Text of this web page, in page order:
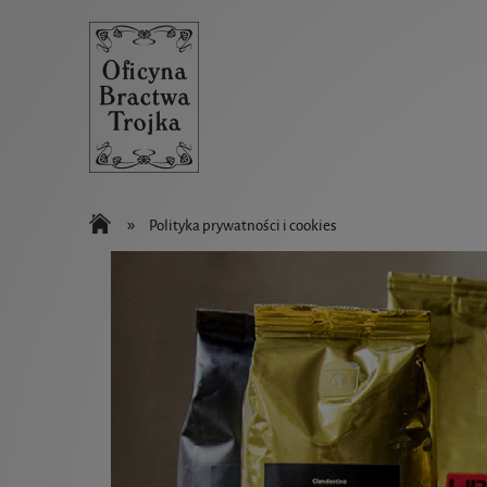
» Polityka prywatności i cookies